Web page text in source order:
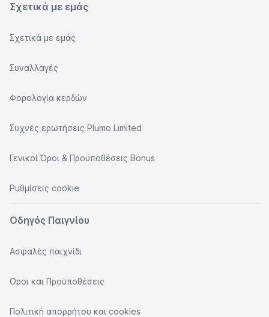
Σχετικά με εμάς
Σχετικά με εμάς
Συναλλαγές
Φορολογία κερδών
Συχνές ερωτήσεις Plumo Limited
Γενικοί Όροι & Προϋποθέσεις Bonus
Ρυθμίσεις cookie
Οδηγός Παιγνίου
Ασφαλές παιχνίδι
Οροι και Προϋποθέσεις
Πολιτική απορρήτου και cookies